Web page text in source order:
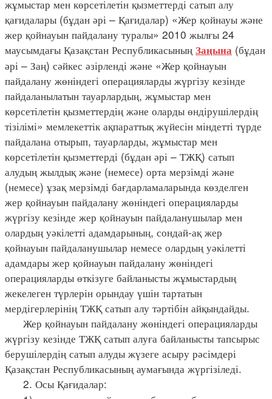
жұмыстар мен көрсетілетін қызметтерді сатып алу
қағидалары (бұдан әрі – Қағидалар) «Жер қойнауы және
жер қойнауын пайдалану туралы» 2010 жылғы 24
маусымдағы Қазақстан Республикасының Заңына (бұдан
әрі – Заң) сәйкес әзірленді және «Жер қойнауын
пайдалану жөніндегі операцияларды жүргізу кезінде
пайдаланылатын тауарлардың, жұмыстар мен
көрсетілетін қызметтердің және оларды өндірушілердің
тізілімі» мемлекеттік ақпараттық жүйесін міндетті түрде
пайдалана отырып, тауарларды, жұмыстар мен
көрсетілетін қызметтерді (бұдан әрі – ТЖҚ) сатып
алудың жылдық және (немесе) орта мерзімді және
(немесе) ұзақ мерзімді бағдарламаларында көзделген
жер қойнауын пайдалану жөніндегі операцияларды
жүргізу кезінде жер қойнауын пайдаланушылар мен
олардың уәкілетті адамдарының, сондай-ақ жер
қойнауын пайдаланушылар немесе олардың уәкілетті
адамдары жер қойнауын пайдалану жөніндегі
операцияларды өткізуге байланысты жұмыстардың
жекелеген түрлерін орындау үшін тартатын
мердігерлерінің ТЖҚ сатып алу тәртібін айқындайды.
Жер қойнауын пайдалану жөніндегі операцияларды
жүргізу кезінде ТЖҚ сатып алуға байланысты тапсырыс
берушілердің сатып алуды жүзеге асыру рәсімдері
Қазақстан Республикасының аумағында жүргізіледі.
2. Осы Қағидалар: